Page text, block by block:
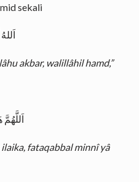
sekali
akbar, walillâhil hamd,”
fataqabbal minnî yâ